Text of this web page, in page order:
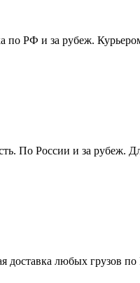
по РФ и за рубеж.
По России и за рубеж.
доставка любых грузов по